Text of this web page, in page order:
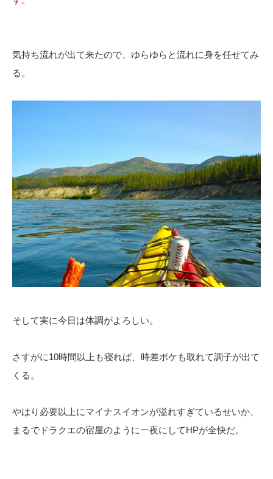
気持ち流れが出て来たので、ゆらゆらと流れに身を任せてみ
る。
そして実に今日は体調がよろしい。
さすがに10時間以上も寝れば、時差ボケも取れて調子が出て
くる。
やはり必要以上にマイナスイオンが溢れすぎているせいか、
まるでドラクエの宿屋のように一夜にしてHPが全快だ。